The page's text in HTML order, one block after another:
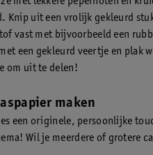
Knip uit een vrolijk gekleurd
vast met bijvoorbeeld een
een gekleurd veertje en plak
om uit te delen!
maken
een originele, persoonlijke
Wil je meerdere of grotere